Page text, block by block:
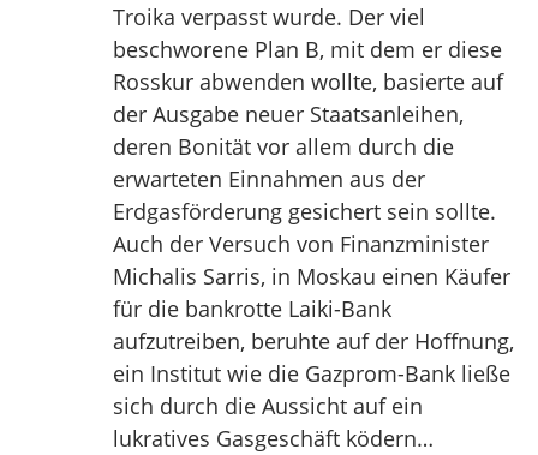
Troika verpasst wurde. Der viel
beschworene Plan B, mit dem er diese
Rosskur abwenden wollte, basierte auf
der Ausgabe neuer Staatsanleihen,
deren Bonität vor allem durch die
erwarteten Einnahmen aus der
Erdgasförderung gesichert sein sollte.
Auch der Versuch von Finanzminister
Michalis Sarris, in Moskau einen Käufer
für die bankrotte Laiki-Bank
aufzutreiben, beruhte auf der Hoffnung,
ein Institut wie die Gazprom-Bank ließe
sich durch die Aussicht auf ein
lukratives Gasgeschäft ködern…